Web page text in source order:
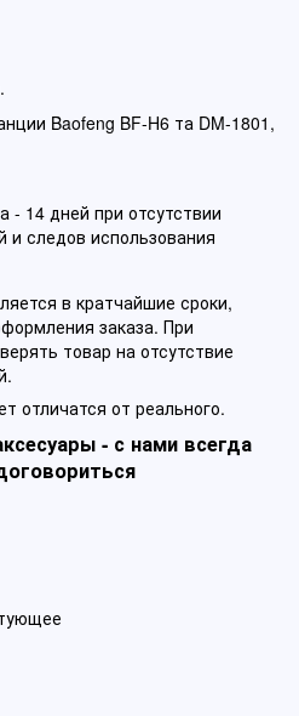
Baofeng BF-H6 та DM-1801,
- 14 дней при отсутствии
и следов использования
в кратчайшие сроки,
заказа. При
товар на отсутствие
отличатся от реального.
- с нами всегда